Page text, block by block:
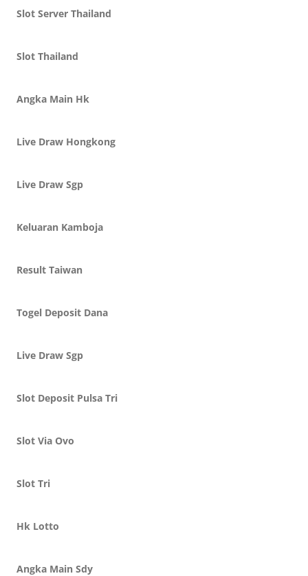
Slot Server Thailand
Slot Thailand
Angka Main Hk
Live Draw Hongkong
Live Draw Sgp
Keluaran Kamboja
Result Taiwan
Togel Deposit Dana
Live Draw Sgp
Slot Deposit Pulsa Tri
Slot Via Ovo
Slot Tri
Hk Lotto
Angka Main Sdy